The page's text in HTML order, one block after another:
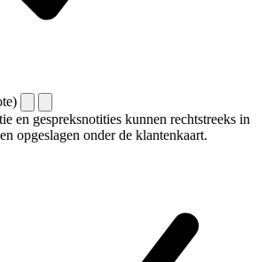
en gespreksnotities kunnen rechtstreeks in
opgeslagen onder de klantenkaart.